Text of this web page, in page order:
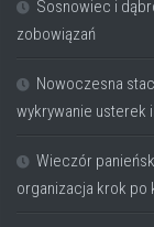
Sosnowiec i
zobowiązań
Nowoczesna
wykrywanie usterek
Wieczór
organizacja krok po